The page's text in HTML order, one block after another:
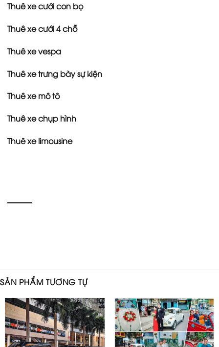
Thuê xe cưới con bọ
Thuê xe cưới 4 chỗ
Thuê xe vespa
Thuê xe trưng bày sự kiện
Thuê xe mô tô
Thuê xe chụp hình
Thuê xe limousine
SẢN PHẨM TƯƠNG TỰ